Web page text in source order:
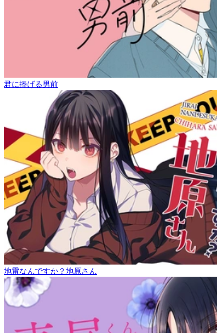
君に捧げる男前
地雷なんですか？地原さん